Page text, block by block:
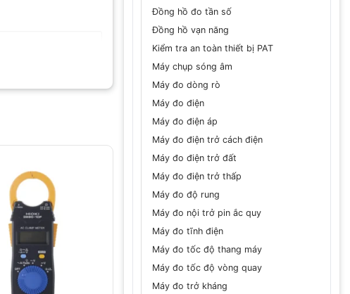
Đồng hồ đo tần số
Đồng hồ vạn năng
Kiểm tra an toàn thiết bị PAT
Máy chụp sóng âm
Máy đo dòng rò
Máy đo điện
Máy đo điện áp
Máy đo điện trở cách điện
Máy đo điện trở đất
Máy đo điện trở thấp
Máy đo độ rung
Máy đo nội trở pin ắc quy
Máy đo tĩnh điện
Máy đo tốc độ thang máy
Máy đo tốc độ vòng quay
Máy đo trở kháng